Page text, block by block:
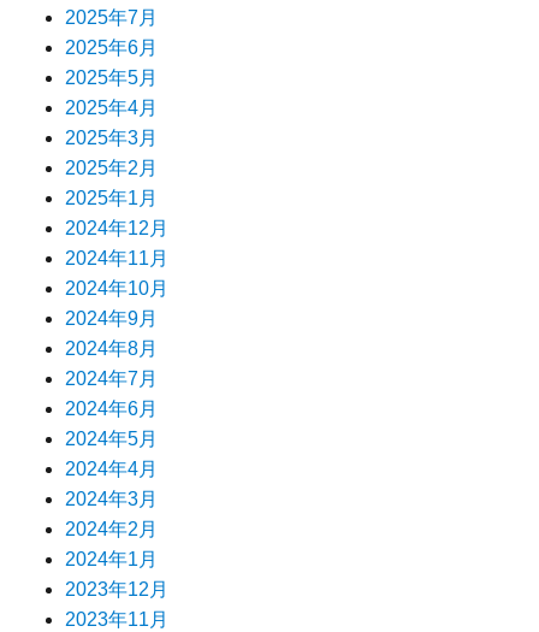
2025年7月
2025年6月
2025年5月
2025年4月
2025年3月
2025年2月
2025年1月
2024年12月
2024年11月
2024年10月
2024年9月
2024年8月
2024年7月
2024年6月
2024年5月
2024年4月
2024年3月
2024年2月
2024年1月
2023年12月
2023年11月